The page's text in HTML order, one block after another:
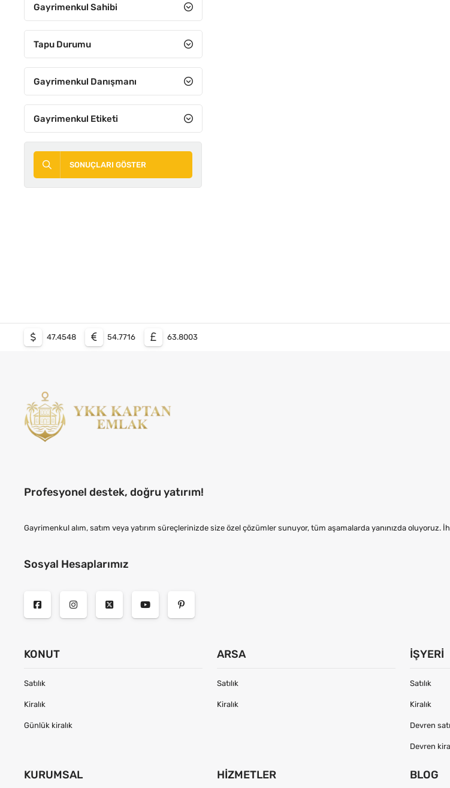
Gayrimenkul Sahibi
Tapu Durumu
Gayrimenkul Danışmanı
Gayrimenkul Etiketi
SONUÇLARI GÖSTER
47.4548 54.7716 63.8003
Profesyonel destek, doğru yatırım!
Gayrimenkul alım, satım veya yatırım süreçlerinizde size özel çözümler sunuyor, tüm aşamalarda yanınızda oluyoruz.
Sosyal Hesaplarımız
KONUT
Satılık
Kiralık
Günlük kiralık
ARSA
Satılık
Kiralık
İŞYERI
Satılık
Kiralık
Devren
Devren
KURUMSAL HIZMETLER BLOG